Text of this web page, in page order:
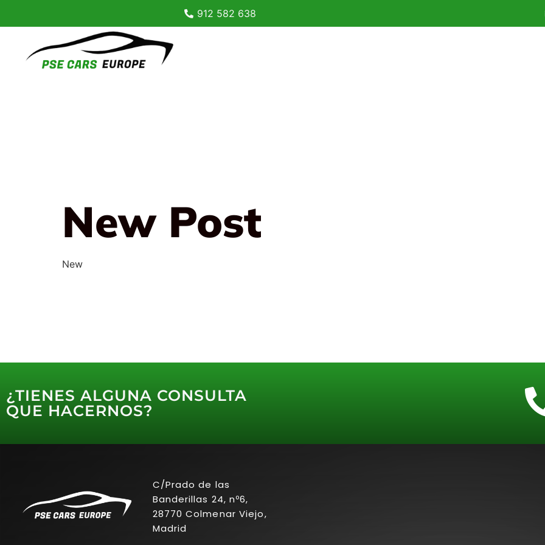
912 582 638
New Post
New
¿TIENES ALGUNA CONSULTA
QUE HACERNOS?
C/Prado de las
Banderillas 24, nº6,
28770 Colmenar Viejo,
Madrid